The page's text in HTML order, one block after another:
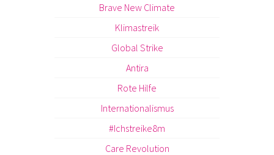
Brave New Climate
Klimastreik
Global Strike
Antira
Rote Hilfe
Internationalismus
#Ichstreike8m
Care Revolution